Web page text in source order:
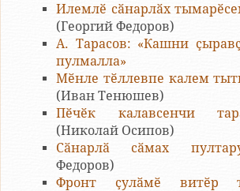
Илемлӗ сӑнарлӑх
(Георгий Федоров)
А. Тарасов: «Кашни
пулмалла»
Мӗнле тӗллевпе калем
(Иван Тенюшев)
Пӗчӗк калавсенчи
(Николай Осипов)
Сӑнарлӑ сӑмах
Федоров)
Фронт ҫулӑмӗ витӗр